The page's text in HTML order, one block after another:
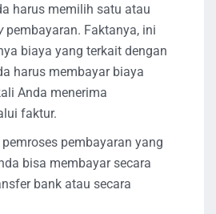
harus memilih satu atau
pembayaran. Faktanya, ini
biaya yang terkait dengan
harus membayar biaya
Anda menerima
faktur.
pembayaran yang
bisa membayar secara
bank atau secara